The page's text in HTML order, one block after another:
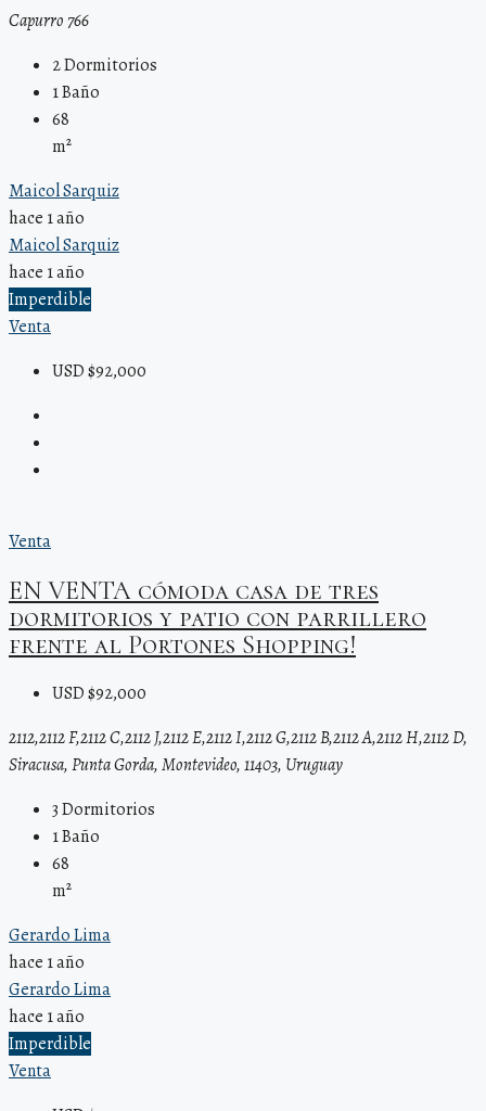
Capurro 766
2Dormitorios
1Baño
68
m²
Maicol Sarquiz
hace 1 año
Maicol Sarquiz
hace 1 año
Imperdible
Venta
USD $92,000
Venta
EN VENTA cómoda casa de tres
dormitorios y patio con parrillero
frente al Portones Shopping!
USD $92,000
2112,2112 F,2112 C,2112 J,2112 E,2112 I,2112 G,2112 B,2112 A,2112 H,2112 D,
Siracusa, Punta Gorda, Montevideo, 11403, Uruguay
3Dormitorios
1Baño
68
m²
Gerardo Lima
hace 1 año
Gerardo Lima
hace 1 año
Imperdible
Venta